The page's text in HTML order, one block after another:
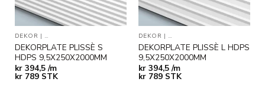
DEKOR | DEKORPLATER OG DEKORFLISER|VEGGDEKOR
DEKORPLATE PLISSÈ S
HDPS 9,5X250X2000MM
kr394,5 /m
kr789 STK
DEKOR | DEKORPLATER OG
DEKORPLATE PLISSÈ L HDPS
9,5X250X2000MM
kr394,5 /m
kr789 STK